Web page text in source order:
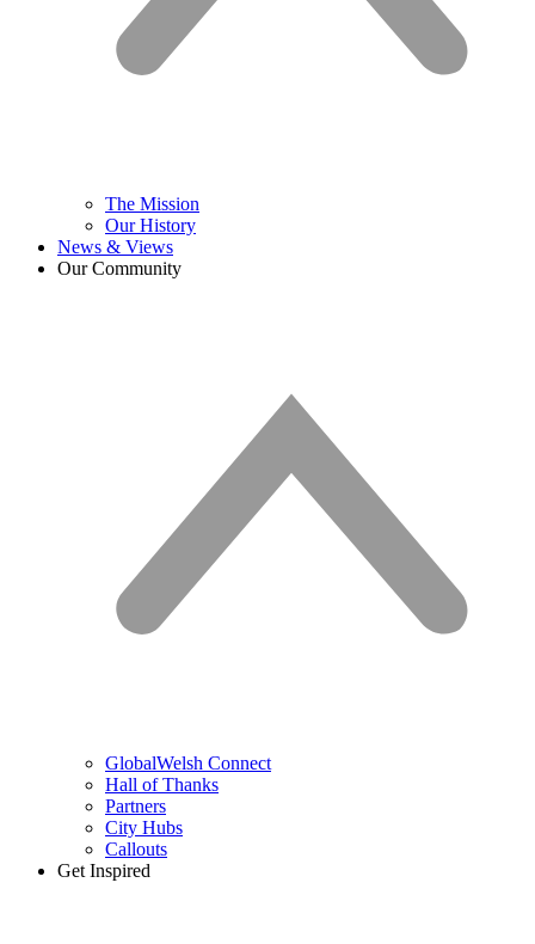
The Mission
Our History
News & Views
Our Community
GlobalWelsh Connect
Hall of Thanks
Partners
City Hubs
Callouts
Get Inspired